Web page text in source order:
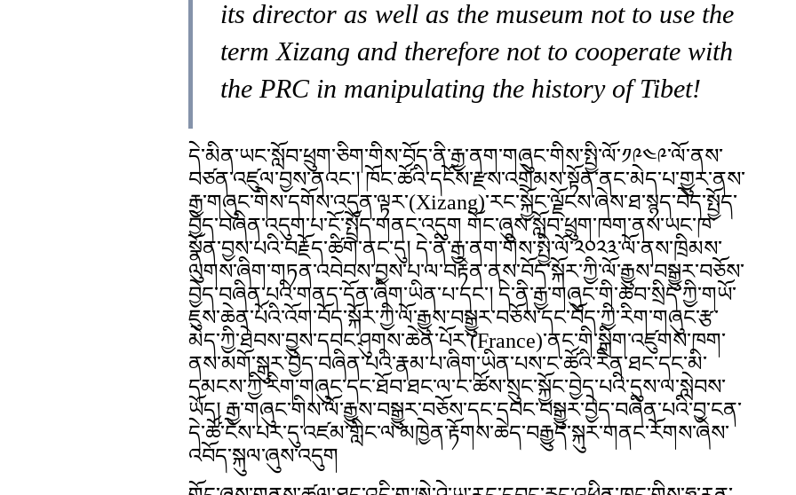
its director as well as the museum not to use the
term Xizang and therefore not to cooperate with
the PRC in manipulating the history of Tibet!
དེ་མིན་ཡང་སློབ་ཕྲུག་ཅིག་གིས་བོད་ནི་རྒྱ་ནག་གཞུང་གིས་སྤྱི་ལོ་༡༩༤༩་ལོ་ནས་
བཙན་འཛུལ་བྱས་ནའང་། ཁོང་ཚོའི་དངོས་རྫས་འགྲེམས་སྟོན་ནང་མེད་པ་གྱུར་ནས་
རྒྱ་གཞུང་གིས་དགོས་འདུན་ལྟར་(Xizang)་རང་སྐྱོང་ལྗོངས་ཞེས་ཐ་སྙད་བེད་སྤྱོད་
བྱེད་བཞིན་འདུག་པ་ངོ་སྤྲོད་གནང་འདུག གོང་ཞུས་སློབ་ཕྲུག་ཁག་ནས་ཡང་ཁ་
སྣོན་བྱས་པའི་བརྗོད་ཚིག་ནང་དུ། དེ་ནི་རྒྱ་ནག་གིས་སྤྱི་ལོ་༢༠༢༣་ལོ་ནས་ཁྲིམས་
ལུགས་ཞིག་གཏན་འབེབས་བྱས་པ་ལ་བརྟེན་ནས་བོད་སྐོར་ཀྱི་ལོ་རྒྱུས་བསྒྱུར་བཅོས་
བྱེད་བཞིན་པའི་གནད་དོན་ཞིག་ཡིན་པ་དང་། དེ་ནི་རྒྱ་གཞུང་གི་ཆབ་སྲིད་ཀྱི་གཡོ་
ཇུས་ཆེན་པོའི་འོག་བོད་སྐོར་ཀྱི་ལོ་རྒྱུས་བསྒྱུར་བཅོས་དང་བོད་ཀྱི་རིག་གཞུང་རྩ་
མེད་ཀྱི་ཐེབས་བྱུས་དབང་ཤུགས་ཆེན་པོར་(France)་ནང་གི་སྒྲིག་འཛུགས་ཁག་
ནས་མགོ་སྒུར་བྱེད་བཞིན་པའི་རྣམ་པ་ཞིག་ཡིན་པས་ང་ཚོའི་རིན་ཐང་དང་མི་
དམངས་ཀྱི་རིག་གཞུང་དང་ཐོབ་ཐང་ལ་ང་ཚོས་སྲུང་སྐྱོང་བྱེད་པའི་དུས་ལ་སླེབས་
ཡོད། རྒྱ་གཞུང་གིས་ལོ་རྒྱུས་བསྒྱུར་བཅོས་དང་དབང་བསྒྱུར་བྱེད་བཞིན་པའི་བྱ་ངན་
དེ་ཚོ་ངེས་པར་དུ་འཛམ་གླིང་ལ་མཁྱེན་རྟོགས་ཆེད་བརྒྱུད་སྐུར་གནང་རོགས་ཞེས་
འབོད་སྐུལ་ཞུས་འདུག